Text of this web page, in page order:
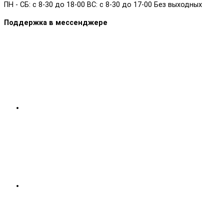
ПН - СБ: с 8-30 до 18-00 ВС: с 8-30 до 17-00 Без выходных
Поддержка в мессенджере